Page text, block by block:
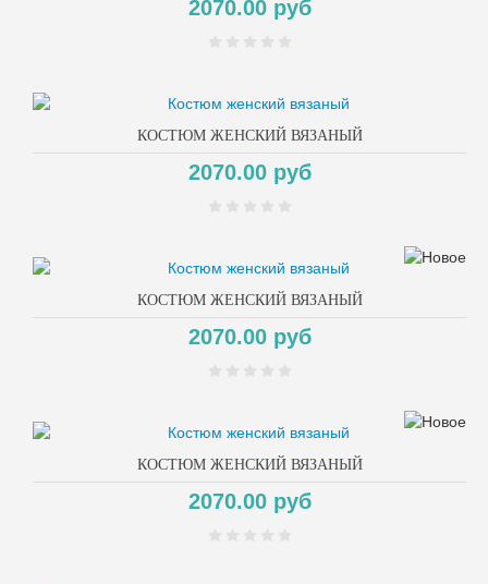
2070.00 руб
КОСТЮМ ЖЕНСКИЙ ВЯЗАНЫЙ
2070.00 руб
КОСТЮМ ЖЕНСКИЙ ВЯЗАНЫЙ
2070.00 руб
КОСТЮМ ЖЕНСКИЙ ВЯЗАНЫЙ
2070.00 руб